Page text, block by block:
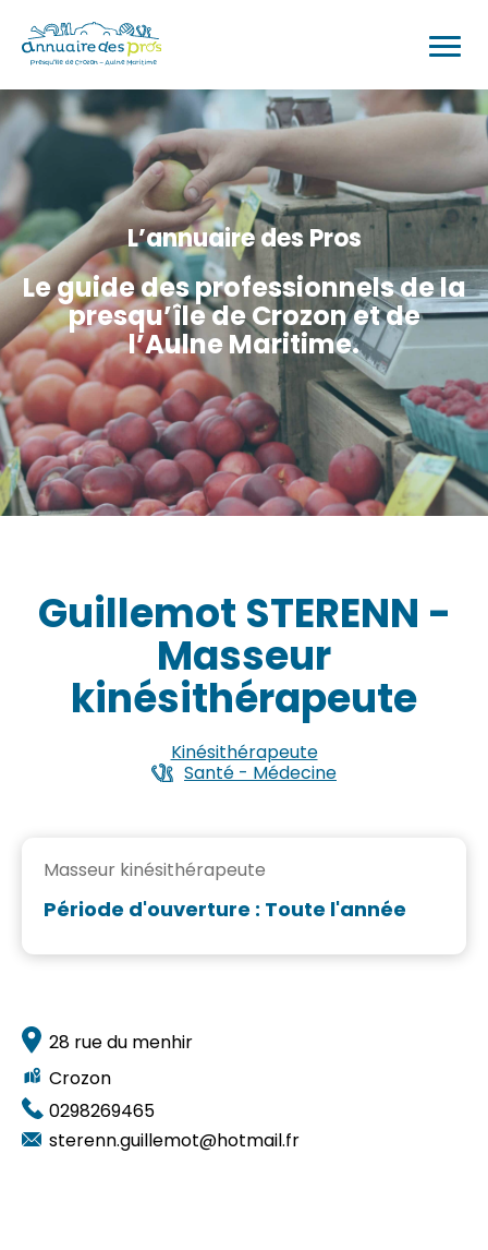
L’annuaire des Pros
Le guide des professionnels de la
presqu’île de Crozon et de
l’Aulne Maritime.
Guillemot STERENN -
Masseur
kinésithérapeute
Kinésithérapeute
Santé - Médecine
Masseur kinésithérapeute
Période d'ouverture : Toute l'année
28 rue du menhir
Crozon
0298269465
sterenn.guillemot@hotmail.fr